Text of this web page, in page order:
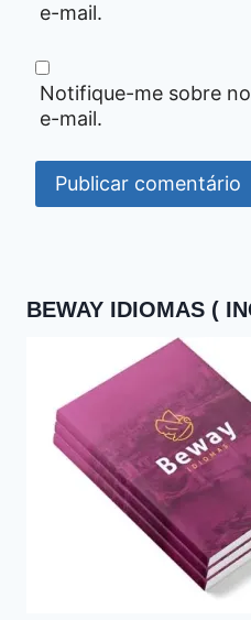
e-mail.
Notifique-me sobre
e-mail.
BEWAY IDIOMAS (